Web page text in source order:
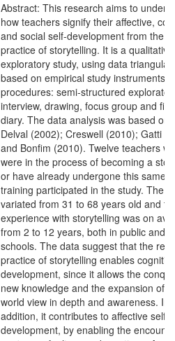
Abstract: This research aims to
how teachers signify their affective,
and social self-development from the
practice of storytelling. It is a
exploratory study, using data
based on empirical study instruments
procedures: semi-structured
interview, drawing, focus group and
diary. The data analysis was based on
Delval (2002); Creswell (2010); Gatti
and Bonfim (2010). Twelve teachers
were in the process of becoming a
or have already undergone this same
training participated in the study. The
variated from 31 to 68 years old and
experience with storytelling was on
from 2 to 12 years, both in public and
schools. The data suggest that the
practice of storytelling enables
development, since it allows the
new knowledge and the expansion of
world view in depth and awareness. In
addition, it contributes to affective self-
development, by enabling the